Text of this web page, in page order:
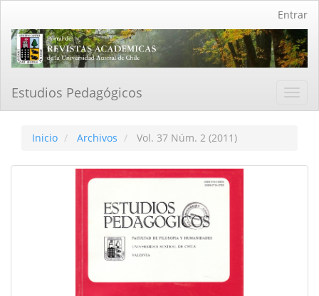
Contenido
principal
Barra
Entrar
Estudios Pedagógicos
Inicio Archivos Vol. 37 Núm. 2 (2011)